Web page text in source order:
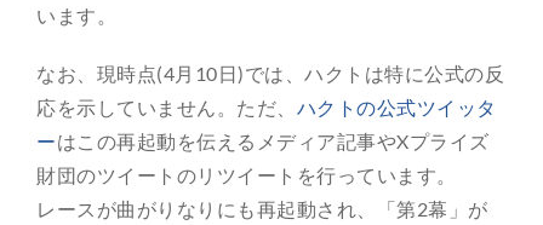
います。
なお、現時点(4月10日)では、ハクトは特に公式の反
応を示していません。ただ、 ハクトの公式ツイッタ
ーはこの再起動を伝えるメディア記事やXプライズ
財団のツイートのリツイートを行っています。
レースが曲がりなりにも再起動され、「第2幕」が